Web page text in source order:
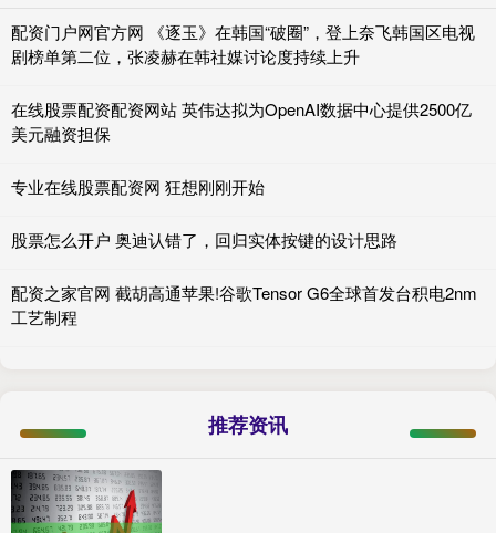
配资门户网官方网 《逐玉》在韩国“破圈”，登上奈飞韩国区电视
剧榜单第二位，张凌赫在韩社媒讨论度持续上升
在线股票配资配资网站 英伟达拟为OpenAI数据中心提供2500亿
美元融资担保
专业在线股票配资网 狂想刚刚开始
股票怎么开户 奥迪认错了，回归实体按键的设计思路
配资之家官网 截胡高通苹果!谷歌Tensor G6全球首发台积电2nm
工艺制程
推荐资讯